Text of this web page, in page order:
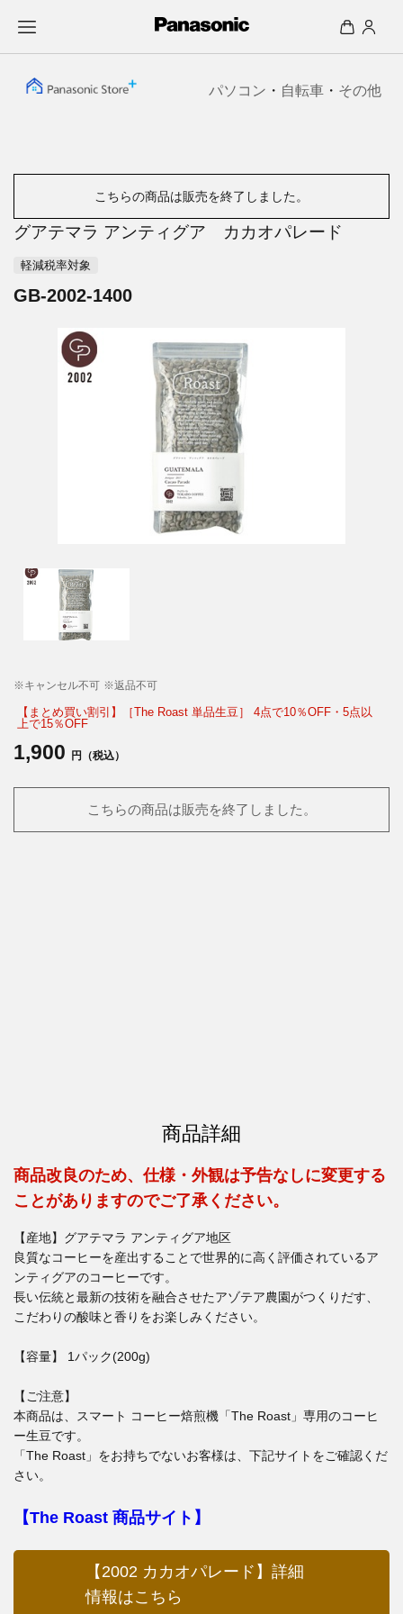
パソコン ・ 自転車 ・ その他
こちらの商品は販売を終了しました。
グアテマラ アンティグア カカオパレード
軽減税率対象
GB-2002-1400
※キャンセル不可 ※返品不可
【まとめ買い割引】［The Roast 単品生豆］ 4点で10％OFF・5点以
上で15％OFF
1,900 円（税込）
こちらの商品は販売を終了しました。
商品詳細
商品改良のため、仕様・外観は予告なしに変更する
ことがありますのでご了承ください。
【産地】グアテマラ アンティグア地区
良質なコーヒーを産出することで世界的に高く評価されているア
ンティグアのコーヒーです。
長い伝統と最新の技術を融合させたアゾテア農園がつくりだす、
こだわりの酸味と香りをお楽しみください。
【容量】 1パック(200g)
【ご注意】
本商品は、スマート コーヒー焙煎機「The Roast」専用のコーヒ
ー生豆です。
「The Roast」をお持ちでないお客様は、下記サイトをご確認くだ
さい。
【The Roast 商品サイト】
【2002 カカオパレード】詳細
情報はこちら